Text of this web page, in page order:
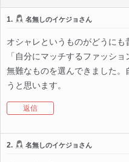
1. 名無しのイケジョさん
オシャレというものがどうにも
「自分にマッチするファッシ
無難なものを選んできました。
うと思います。
返信
2. 名無しのイケジョさん